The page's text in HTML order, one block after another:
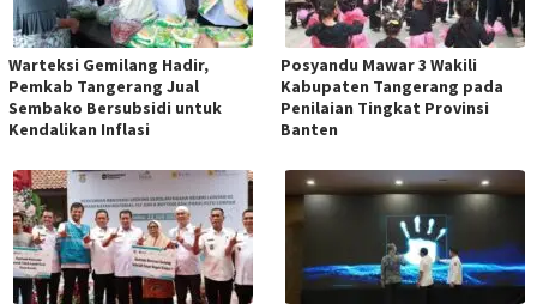
Warteksi Gemilang Hadir,
Pemkab Tangerang Jual
Sembako Bersubsidi untuk
Kendalikan Inflasi
Posyandu Mawar 3 Wakili
Kabupaten Tangerang pada
Penilaian Tingkat Provinsi
Banten